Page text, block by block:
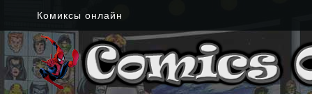
Комиксы онлайн